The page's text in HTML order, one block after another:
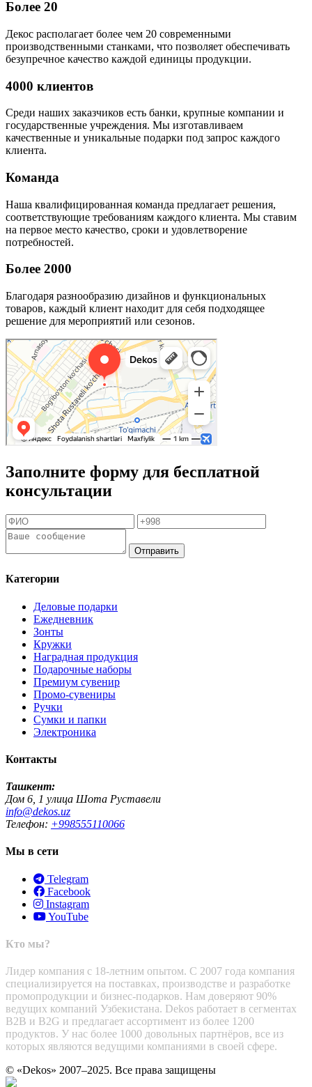
Более 20
Декос располагает более чем 20 современными
производственными станками, что позволяет обеспечивать
безупречное качество каждой единицы продукции.
4000 клиентов
Среди наших заказчиков есть банки, крупные компании и
государственные учреждения. Мы изготавливаем
качественные и уникальные подарки под запрос каждого
клиента.
Команда
Наша квалифицированная команда предлагает решения,
соответствующие требованиям каждого клиента. Мы ставим
на первое место качество, сроки и удовлетворение
потребностей.
Более 2000
Благодаря разнообразию дизайнов и функциональных
товаров, каждый клиент находит для себя подходящее
решение для мероприятий или сезонов.
Заполните форму для бесплатной
консультации
Отправить
Категории
Деловые подарки
Ежедневник
Зонты
Кружки
Наградная продукция
Подарочные наборы
Премиум сувенир
Промо-сувениры
Ручки
Сумки и папки
Электроника
Контакты
Ташкент:
Дом 6, 1 улица Шота Руставели
info@dekos.uz
Телефон: +998555110066
Мы в сети
Telegram
Facebook
Instagram
YouTube
Кто мы?
Лидер компания с 18-летним опытом. С 2007 года компания
специализируется на поставках, производстве и разработке
промопродукции и бизнес-подарков. Нам доверяют 90%
ведущих компаний Узбекистана. Dekos работает в сегментах
B2B и B2G и предлагает ассортимент из более 1200
продуктов. У нас более 1000 довольных партнёров, все из
которых являются ведущими компаниями в своей сфере.
© «Dekos» 2007–2025. Все права защищены